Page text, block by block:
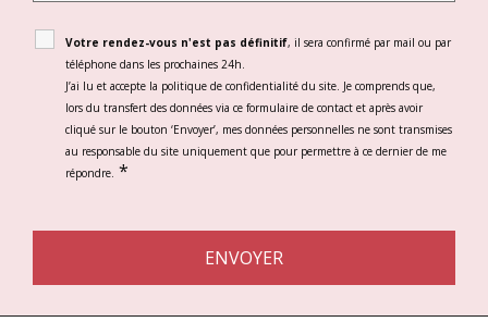
Votre rendez-vous n'est pas définitif, il sera confirmé par mail ou par
téléphone dans les prochaines 24h.
J’ai lu et accepte la politique de confidentialité du site. Je comprends que,
lors du transfert des données via ce formulaire de contact et après avoir
cliqué sur le bouton ‘Envoyer’, mes données personnelles ne sont transmises
au responsable du site uniquement que pour permettre à ce dernier de me
répondre. *